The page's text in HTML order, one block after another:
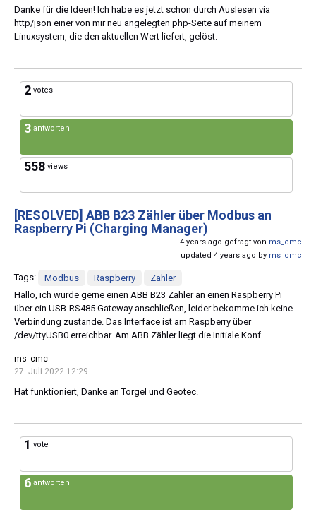
Danke für die Ideen! Ich habe es jetzt schon durch Auslesen via
http/json einer von mir neu angelegten php-Seite auf meinem
Linuxsystem, die den aktuellen Wert liefert, gelöst.
2 votes
3 antworten
558 views
[RESOLVED] ABB B23 Zähler über Modbus an
Raspberry Pi (Charging Manager)
4 years ago gefragt von ms_cmc
updated 4 years ago by ms_cmc
Tags: Modbus Raspberry
Zähler
Hallo, ich würde gerne einen ABB B23 Zähler an einen Raspberry Pi
über ein USB-RS485 Gateway anschließen, leider bekomme ich keine
Verbindung zustande. Das Interface ist am Raspberry über
/dev/ttyUSB0 erreichbar. Am ABB Zähler liegt die Initiale Konf...
ms_cmc
27. Juli 2022 12:29
Hat funktioniert, Danke an Torgel und Geotec.
1 vote
6 antworten